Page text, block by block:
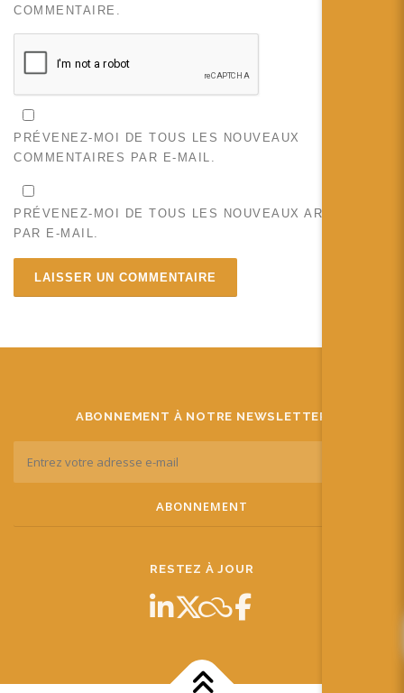
COMMENTAIRE.
PRÉVENEZ-MOI DE TOUS LES NOUVEAUX
COMMENTAIRES PAR E-MAIL.
PRÉVENEZ-MOI DE TOUS LES NOUVEAUX ARTICLES
PAR E-MAIL.
ABONNEMENT À NOTRE NEWSLETTER
RESTEZ À JOUR